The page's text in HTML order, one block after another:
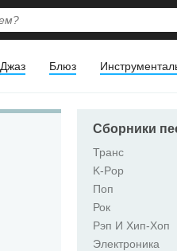
Джаз Блюз
Сборники
Транс
K-Pop
Поп
Рок
Рэп И Хип-Хоп
Электроника